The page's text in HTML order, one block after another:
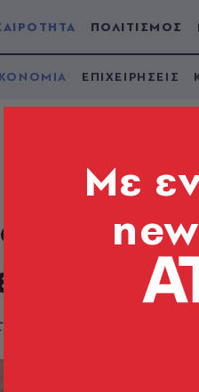
ΠΟΛΙΤΙΣΜΟΣ
ΕΠΙΧΕΙΡΗΣΕΙΣ
ελληνικό λαό»
Mε